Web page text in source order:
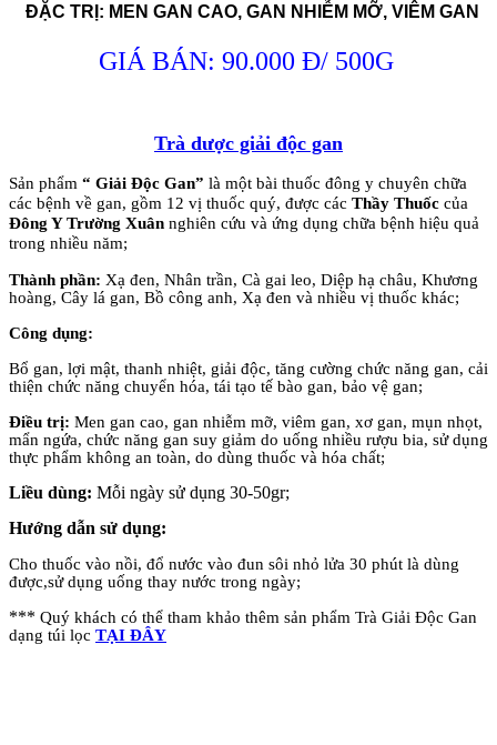
ĐẶC TRỊ: MEN GAN CAO, GAN NHIỄM MỠ, VIÊM GAN
GIÁ BÁN: 90.000 Đ/ 500G
Trà dược giải độc gan
Sản phẩm “ Giải Độc Gan” là một bài thuốc đông y chuyên chữa
các bệnh về gan, gồm 12 vị thuốc quý, được các Thầy Thuốc của
Đông Y Trường Xuân nghiên cứu và ứng dụng chữa bệnh hiệu quả
trong nhiều năm;
Thành phần: Xạ đen, Nhân trần, Cà gai leo, Diệp hạ châu, Khương
hoàng, Cây lá gan, Bồ công anh, Xạ đen và nhiều vị thuốc khác;
Công dụng:
Bổ gan, lợi mật, thanh nhiệt, giải độc, tăng cường chức năng gan, cải
thiện chức năng chuyển hóa, tái tạo tế bào gan, bảo vệ gan;
Điều trị: Men gan cao, gan nhiễm mỡ, viêm gan, xơ gan, mụn nhọt,
mẩn ngứa, chức năng gan suy giảm do uống nhiều rượu bia, sử dụng
thực phẩm không an toàn, do dùng thuốc và hóa chất;
Liều dùng: Mỗi ngày sử dụng 30-50gr;
Hướng dẫn sử dụng:
Cho thuốc vào nồi, đổ nước vào đun sôi nhỏ lửa 30 phút là dùng
được,sử dụng uống thay nước trong ngày;
*** Quý khách có thể tham khảo thêm sản phẩm Trà Giải Độc Gan
dạng túi lọc TẠI ĐÂY